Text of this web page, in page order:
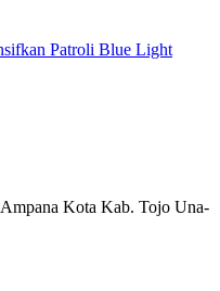
Patroli Blue Light
Kota Kab. Tojo Una-